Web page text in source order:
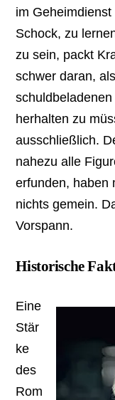
im
Schock, zu
zu sein, packt
schwer daran,
herhalten zu
ausschließlich.
nahezu alle
erfunden, haben
nichts gemein.
Vorspann.
Historische
Eine
Stär
ke
des
Rom